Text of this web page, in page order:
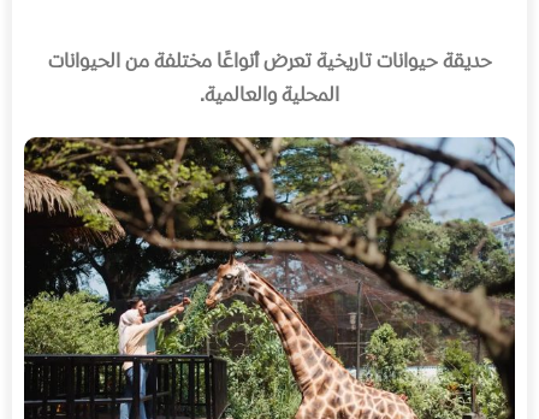
حديقة حيوانات تاريخية تعرض أنواعًا مختلفة من الحيوانات
المحلية والعالمية.